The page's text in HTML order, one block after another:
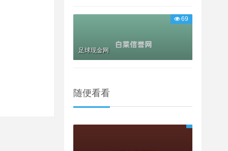
69
足球现金网
随便看看